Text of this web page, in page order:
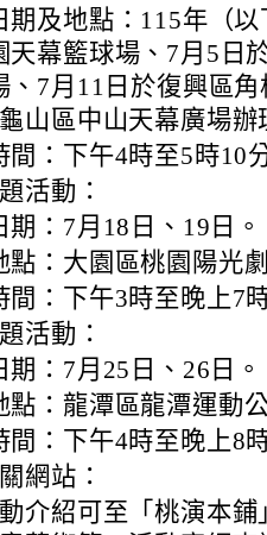
期及地點：115年（
天幕籃球場、7月5日
、7月11日於復興區
山區中山天幕廣場辦
間：下午4時至5時10
活動：
期：7月18日、19日。
點：大園區桃園陽光
間：下午3時至晚上7
活動：
期：7月25日、26日。
點：龍潭區龍潭運動
間：下午4時至晚上8
網站：
介紹可至「桃演本